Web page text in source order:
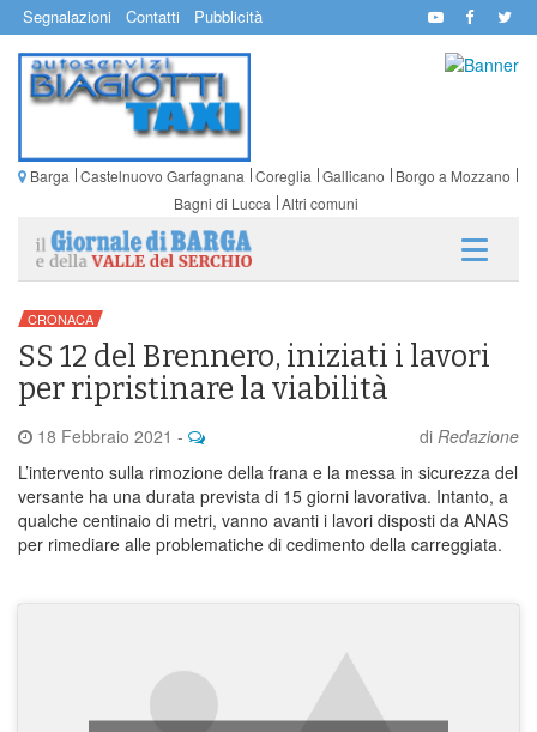
Segnalazioni Contatti Pubblicità
Barga Castelnuovo Garfagnana Coreglia Gallicano
Borgo a Mozzano
Bagni di Lucca Altri comuni
CRONACA
SS 12 del Brennero, iniziati i lavori
per ripristinare la viabilità
18 Febbraio 2021 - di Redazione
L’intervento sulla rimozione della frana e la messa in sicurezza del
versante ha una durata prevista di 15 giorni lavorativa. Intanto, a
qualche centinaio di metri, vanno avanti i lavori disposti da ANAS
per rimediare alle problematiche di cedimento della carreggiata.